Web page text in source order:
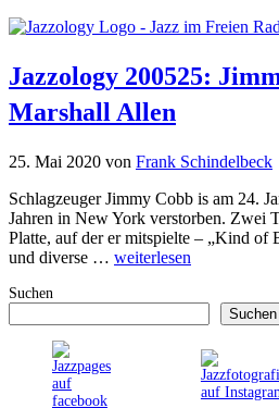
Jazzology 200525:
Marshall Allen
25. Mai 2020 von Frank Schindelbeck
Schlagzeuger Jimmy Cobb is am 24.
Jahren in New York verstorben. Zwei
Platte, auf der er mitspielte – „Kind of
und diverse … weiterlesen
Suchen
Suchen